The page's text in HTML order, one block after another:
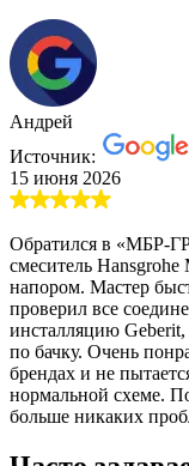
Андрей
Источник:
15 июня 2026
Обратился в «МБР-
смеситель
напором. Мастер
проверил все
инсталляцию
по бачку. Очень
брендах и не
нормальной схеме.
больше никаких